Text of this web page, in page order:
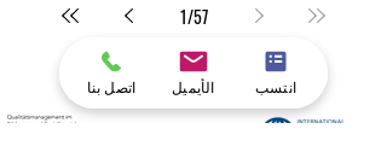
1/57
اتصل بنا الأيميل انتسب